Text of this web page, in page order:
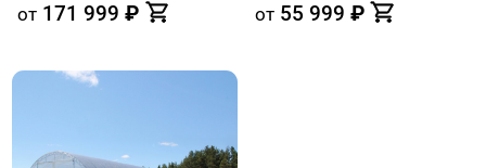
от 171 999 ₽ от 55 999 ₽